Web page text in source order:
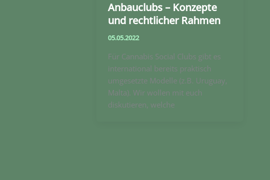
Anbauclubs – Konzepte
und rechtlicher Rahmen
05.05.2022
Für Cannabis Social Clubs gibt es
international bereits praktisch
umgesetzte Modelle (z.B. Uruguay,
Malta). Wir wollen mit euch
diskutieren, welche